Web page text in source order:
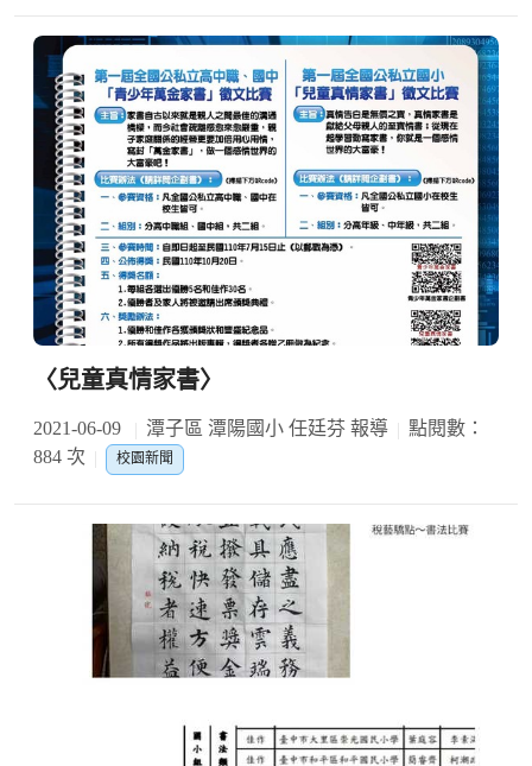
〈兒童真情家書〉
2021-06-09 潭子區 潭陽國小 任廷芬 報導
點閱數：
884 次
校園新聞